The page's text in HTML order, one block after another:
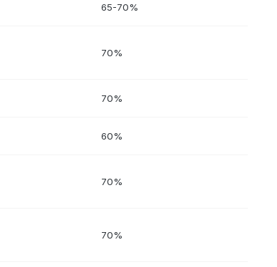
65-70%
70%
70%
60%
70%
70%